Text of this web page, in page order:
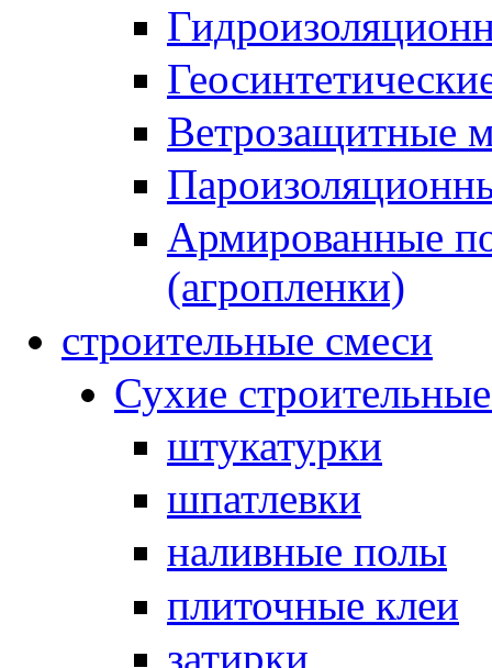
Ветрозащитные
Армированные
(агропленки)
строительные смеси
Сухие
штукатурки
шпатлевки
наливные полы
плиточные клеи
затирки